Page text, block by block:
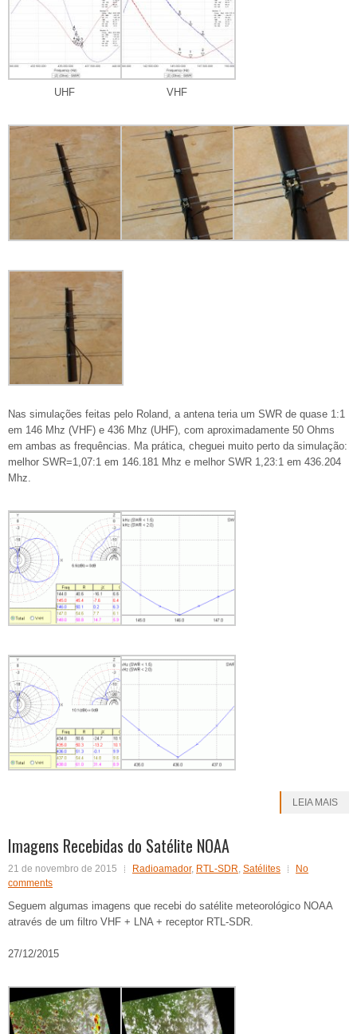
UHF VHF
Nas simulações feitas pelo Roland, a antena teria um SWR de quase 1:1
em 146 Mhz (VHF) e 436 Mhz (UHF), com aproximadamente 50 Ohms
em ambas as frequências. Ma prática, cheguei muito perto da simulação:
melhor SWR=1,07:1 em 146.181 Mhz e melhor SWR 1,23:1 em 436.204
Mhz.
LEIA MAIS
Imagens Recebidas do Satélite NOAA
21 de novembro de 2015 Radioamador, RTL-SDR, Satélites
No
comments
Seguem algumas imagens que recebi do satélite meteorológico NOAA
através de um filtro VHF + LNA + receptor RTL-SDR.
27/12/2015